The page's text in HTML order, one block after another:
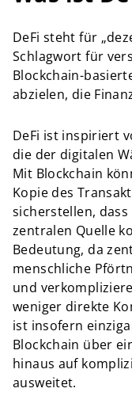
DeFi steht für
Schlagwort für
Blockchain-
abzielen, die
DeFi ist inspiriert
die der digitalen
Mit Blockchain
Kopie des
sicherstellen,
zentralen Quelle
Bedeutung, da
menschliche
und
weniger direkte
ist insofern
Blockchain über
hinaus auf
ausweitet.